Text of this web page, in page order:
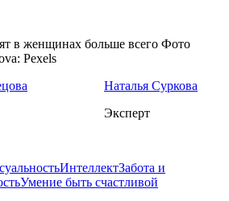
Фото
Pexels
Наталья Суркова
Эксперт
ИнтеллектЗабота и
Умение быть счастливой